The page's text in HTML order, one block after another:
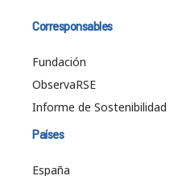
Corresponsables
Fundación
ObservaRSE
Informe de Sostenibilidad
Países
España